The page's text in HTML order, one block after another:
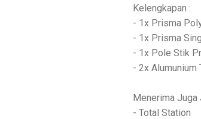
Kelengkapan :
- 1x Prisma
- 1x Prisma
- 1x Pole Stik
- 2x Alumunium
Menerima Juga
- Total Station